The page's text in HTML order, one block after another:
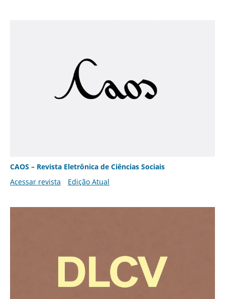
CAOS – Revista Eletrônica de Ciências Sociais
Acessar revista
Edição Atual